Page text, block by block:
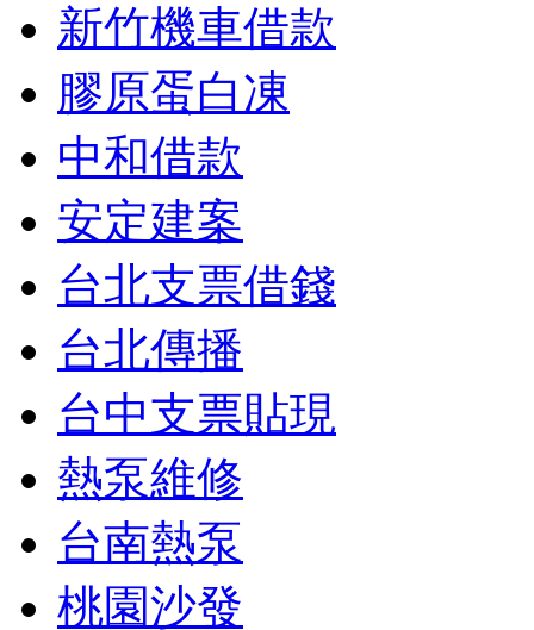
新竹機車借款
膠原蛋白凍
中和借款
安定建案
台北支票借錢
台北傳播
台中支票貼現
熱泵維修
台南熱泵
桃園沙發